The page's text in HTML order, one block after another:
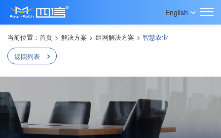
English
当前位置： 首页 > 解决方案 > 组网解决方案 > 智慧农业
返回列表